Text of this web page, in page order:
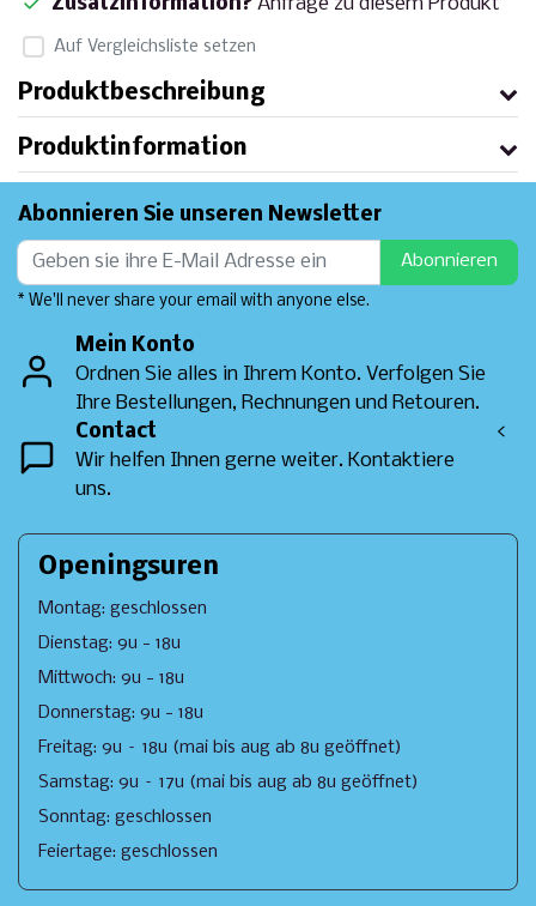
Auf Vergleichsliste setzen
Produktbeschreibung
Produktinformation
Abonnieren Sie unseren Newsletter
Abonnieren
* We'll never share your email with anyone else.
Mein Konto
Ordnen Sie alles in Ihrem Konto. Verfolgen Sie
Ihre Bestellungen, Rechnungen und Retouren.
Contact
Wir helfen Ihnen gerne weiter. Kontaktiere
uns.
<
Openingsuren
Montag: geschlossen
Dienstag: 9u - 18u
Mittwoch: 9u - 18u
Donnerstag: 9u - 18u
Freitag: 9u – 18u (mai bis aug ab 8u geöffnet)
Samstag: 9u – 17u (mai bis aug ab 8u geöffnet)
Sonntag: geschlossen
Feiertage: geschlossen